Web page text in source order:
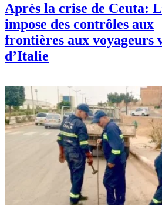
Après la crise de Ceuta:
impose des contrôles aux
frontières aux voyageurs
d’Italie